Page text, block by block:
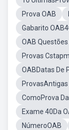
Prova OAB
Gabarito
OAB
Provas
OABDatas De
ComoProva
Exame 40Da
NúmeroOAB